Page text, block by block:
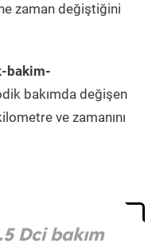
zaman değiştiğini
bakim-
bakımda değişen
ve zamanını
Dci bakım